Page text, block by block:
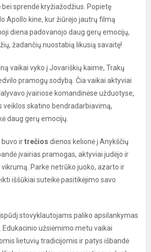
bei sprendė kryžiažodžius. Popietę
Apollo kine, kur žiūrėjo jautrų filmą
diena padovanojo daug gerų emocijų,
žadančių nuostabią likusią savaitę!
vaikai vyko į Jovariškių kaime, Trakų
pramogų sodybą. Čia vaikai aktyviai
įvairiose komandinėse užduotyse,
veiklos skatino bendradarbiavimą,
daug gerų emocijų.
buvo irtrečios dienos kelionė į Anykščių
įvairias pramogas, aktyviai judėjo ir
vikrumą. Parke netrūko juoko, azarto ir
iššūkiai suteikė pasitikėjimo savo
stovyklautojams paliko apsilankymas
Edukacinio užsiėmimo metu vaikai
lietuvių tradicijomis ir patys išbandė